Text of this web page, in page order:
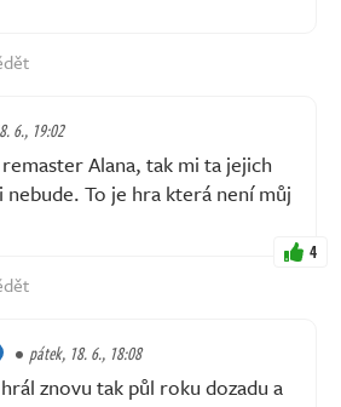
6., 19:02
Alana, tak mi ta jejich
nebude. To je hra která není můj
4
pátek, 18. 6., 18:08
znovu tak půl roku dozadu a